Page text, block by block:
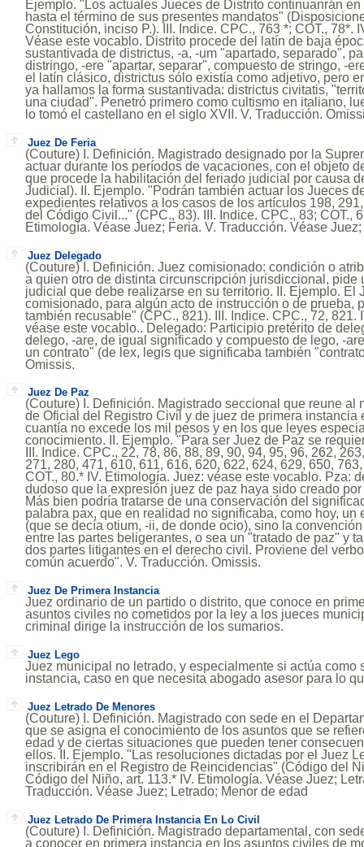
Ejemplo. "Los actuales Jueces de Distrito continuanrán
hasta el término de sus presentes mandatos"
Constitución, inciso P.). III. Indice. CPC., 763 *; COT., 78*.
Véase este vocablo. Distrito procede del latín de baja
sustantivada de districtus, -a, -um "apartado, separado",
distringo, -ere "apartar, separar", compuesto de stringo, -
el latín clásico, districtus sólo existía como adjetivo, pero
ya hallamos la forma sustantivada: districtus civitatis,
una ciudad". Penetró primero como cultismo en italiano,
lo tomó el castellano en el siglo XVII. V. Traducción.
Juez De Feria
(Couture) I. Definición. Magistrado designado por la
actuar durante los períodos de vacaciones, con el objeto
que procede la habilitación del feriado judicial por causa
Judicial). II. Ejemplo. "Podrán también actuar los Jueces
expedientes relativos a los casos de los artículos 198,
del Código Civil..." (CPC., 83). III. Indice. CPC., 83; COT.,
Etimología. Véase Juez; Feria. V. Traducción. Véase
Juez Delegado
(Couture) I. Definición. Juez comisionado: condición o
a quien otro de distinta circunscripción jurisdiccional, pide
judicial que debe realizarse en su territorio. II. Ejemplo. El
comisionado, para algún acto de instrucción o de prueba,
también recusable" (CPC., 821). III. Indice. CPC., 72, 821.
véase este vocablo.. Delegado: Participio pretérito de
delego, -are, de igual significado y compuesto de lego, -
un contrato" (de lex, legis que significaba también
Omissis.
Juez De Paz
(Couture) I. Definición. Magistrado seccional que reune al
de Oficial del Registro Civil y de juez de primera instancia
cuantía no excede los mil pesos y en los que leyes
conocimiento. II. Ejemplo. "Para ser Juez de Paz se
III. Indice. CPC., 22, 78, 86, 88, 89, 90, 94, 95, 96, 262,
271, 280, 471, 610, 611, 616, 620, 622, 624, 629, 650,
COT., 80.* IV. Etimología. Juez: véase este vocablo. Pza:
dudoso que la expresión juez de paz haya sido creado
Más bien podría tratarse de una conservación del
palabra pax, que en realidad no significaba, como hoy, un
(que se decía otium, -ii, de donde ocio), sino la
entre las partes beligerantes, o sea un "tratado de paz" y
dos partes litigantes en el derecho civil. Proviene del
común acuerdo". V. Traducción. Omissis.
Juez De Primera Instancia
Juez ordinario de un partido o distrito, que conoce en
asuntos civiles no cometidos por la ley a los jueces
criminal dirige la instrucción de los sumarios.
Juez Lego
Juez municipal no letrado, y especialmente si actúa como
instancia, caso en que necesita abogado asesor para lo
Juez Letrado De Menores
(Couture) I. Definición. Magistrado con sede en el
que se asigna el conocimiento de los asuntos que se
edad y de ciertas situaciones que pueden tener
ellos. II. Ejemplo. "Las resoluciones dictadas por el Juez
inscribirán en el Registro de Reincidencias" (Código del
Código del Niño, art. 113.* IV. Etimología. Véase Juez;
Traducción. Véase Juez; Letrado; Menor de edad
Juez Letrado De Primera Instancia En Lo Civil
(Couture) I. Definición. Magistrado departamental, con
a conocer en primera instancia en los asuntos civiles de